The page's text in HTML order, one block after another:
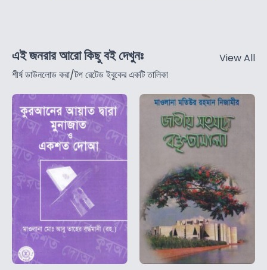
এই জনরার আরো কিছু বই দেখুনঃ
শীর্ষ ডাউনলোড করা/টপ রেটেড ইবুকের একটি তালিকা
View All